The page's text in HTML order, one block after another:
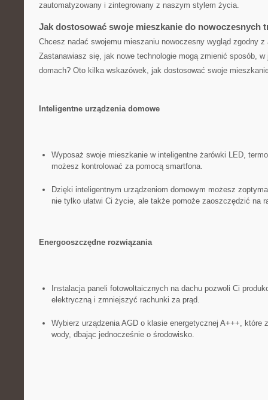
zautomatyzowany i zintegrowany z naszym stylem życia.
Jak dostosować swoje ​mieszkanie do nowoczesnych
Chcesz nadać swojemu⁤ mieszaniu nowoczesny wygląd zgodny ⁣z
Zastanawiasz się, jak nowe ​technologie mogą zmienić sposób,
domach? ⁣Oto ‌kilka wskazówek, jak dostosować ⁢swoje
Inteligentne urządzenia domowe
Wyposaż swoje mieszkanie w⁢ inteligentne żarówki LED,
możesz kontrolować za ‌pomocą smartfona.
Dzięki inteligentnym⁣ urządzeniom domowym ​możesz
‌nie tylko ułatwi Ci ⁢życie, ale także pomoże zaoszczędzić na
Energooszczędne ⁣rozwiązania
Instalacja paneli fotowoltaicznych na dachu pozwoli‍ Ci
elektryczną ​i zmniejszyć rachunki za prąd.
Wybierz ⁢urządzenia AGD o klasie energetycznej A+++, ⁢które
wody,⁤ dbając⁢ jednocześnie o środowisko.